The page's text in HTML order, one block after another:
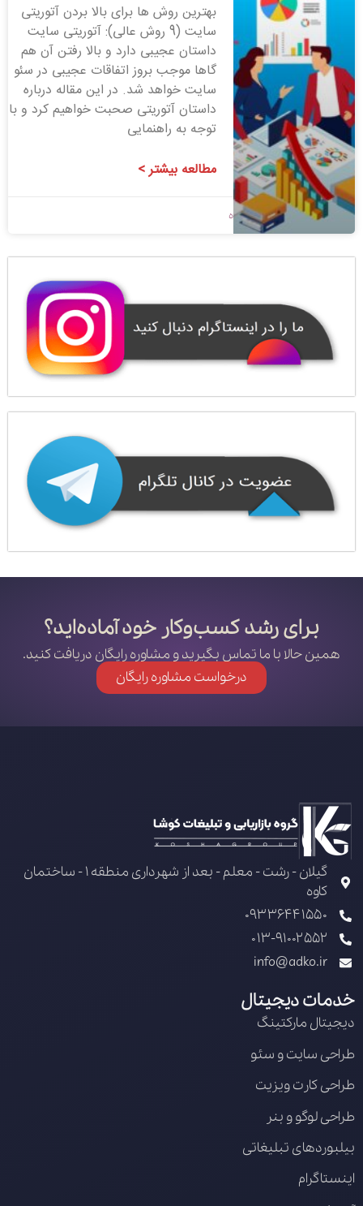
بهترین روش ها برای بالا بردن آتوریتی
سایت (9 روش عالی): آتوریتی سایت
داستان عجیبی دارد و بالا رفتن آن هم
گاها موجب بروز اتفاقات عجیبی در سئو
سایت خواهد شد. در این مقاله درباره
داستان آتوریتی صحبت خواهیم کرد و با
توجه به راهنمایی
مطالعه بیشتر >
1400/07/10 بدون دیدگاه
برای رشد کسب‌وکار خود آماده‌اید؟
همین حالا با ما تماس بگیرید و مشاوره رایگان دریافت کنید.
درخواست مشاوره رایگان
گیلان - رشت - معلم - بعد از شهرداری منطقه 1 - ساختمان
کاوه
09336441550
013-91002552
info@adko.ir
خدمات دیجیتال
دیجیتال مارکتینگ
طراحی سایت و سئو
طراحی کارت ویزیت
طراحی لوگو و بنر
بیلبوردهای تبلیغاتی
اینستاگرام